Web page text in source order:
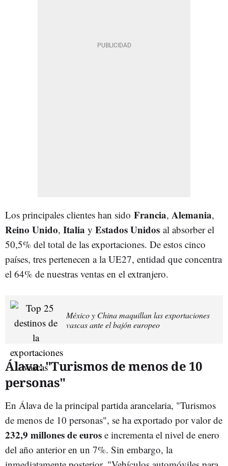
Los principales clientes han sido Francia, Alemania,
Reino Unido, Italia y Estados Unidos al absorber el
50,5% del total de las exportaciones. De estos cinco
países, tres pertenecen a la UE27, entidad que concentra
el 64% de nuestras ventas en el extranjero.
México y China maquillan las exportaciones
vascas ante el bajón europeo
Álava: "Turismos de menos de 10
personas"
En Álava de la principal partida arancelaria, "Turismos
de menos de 10 personas", se ha exportado por valor de
232,9 millones de euros e incrementa el nivel de enero
del año anterior en un 7%. Sin embargo, la